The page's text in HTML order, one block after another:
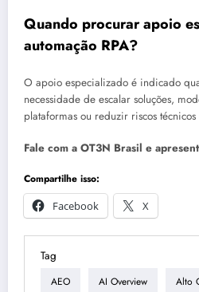
Quando procurar apoio
automação RPA?
O apoio especializado é indicado
necessidade de escalar soluções,
plataformas ou reduzir riscos
Fale com a OT3N Brasil e
Compartilhe isso:
Facebook
X
Tag
AEO AI Overview Alto